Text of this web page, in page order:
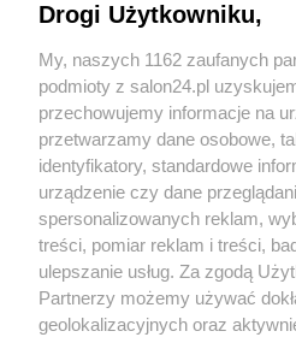
Sport
Społeczeństwo
Kultura
X Facebook
Drogi Użytkowniku,
My, naszych 1162 zaufanych
podmioty z salon24.pl
przechowujemy informacje na
przetwarzamy dane osobowe,
identyfikatory, standardowe
urządzenie czy dane
spersonalizowanych reklam,
treści, pomiar reklam i treści,
ulepszanie usług. Za zgodą
Partnerzy możemy używać
geolokalizacyjnych oraz